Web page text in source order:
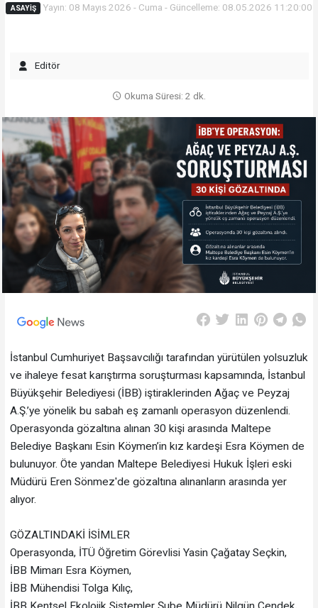
ASAYIŞ Yayın: 08 Mayıs 2026 - Cuma - Güncelleme: 08.05.2026 11:20:00
Editör
Okuma Süresi: 2 dk.
İstanbul Cumhuriyet Başsavcılığı tarafından yürütülen yolsuzluk
ve ihaleye fesat karıştırma soruşturması kapsamında, İstanbul
Büyükşehir Belediyesi (İBB) iştiraklerinden Ağaç ve Peyzaj
A.Ş.’ye yönelik bu sabah eş zamanlı operasyon düzenlendi.
Operasyonda gözaltına alınan 30 kişi arasında Maltepe
Belediye Başkanı Esin Köymen’in kız kardeşi Esra Köymen de
bulunuyor. Öte yandan Maltepe Belediyesi Hukuk İşleri eski
Müdürü Eren Sönmez'de gözaltına alınanların arasında yer
alıyor.
GÖZALTINDAKİ İSİMLER
Operasyonda, İTÜ Öğretim Görevlisi Yasin Çağatay Seçkin,
İBB Mimarı Esra Köymen,
İBB Mühendisi Tolga Kılıç,